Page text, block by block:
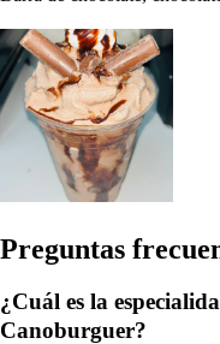
Preguntas
¿Cuál es la
Canoburguer?